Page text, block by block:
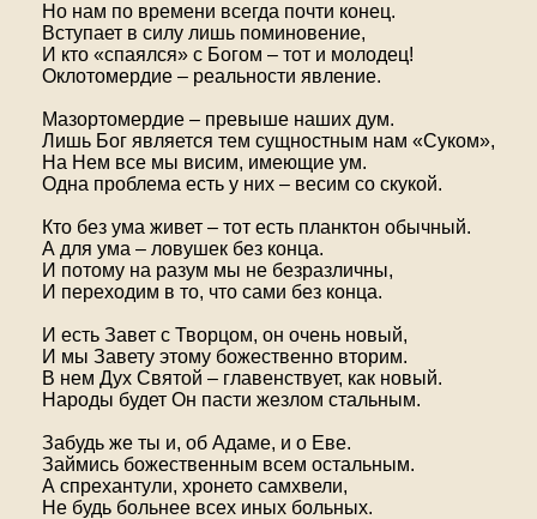
Но нам по времени всегда почти конец.
Вступает в силу лишь поминовение,
И кто «спаялся» с Богом – тот и молодец!
Оклотомердие – реальности явление.
Мазортомердие – превыше наших дум.
Лишь Бог является тем сущностным нам «Суком»,
На Нем все мы висим, имеющие ум.
Одна проблема есть у них – весим со скукой.
Кто без ума живет – тот есть планктон обычный.
А для ума – ловушек без конца.
И потому на разум мы не безразличны,
И переходим в то, что сами без конца.
И есть Завет с Творцом, он очень новый,
И мы Завету этому божественно вторим.
В нем Дух Святой – главенствует, как новый.
Народы будет Он пасти жезлом стальным.
Забудь же ты и, об Адаме, и о Еве.
Займись божественным всем остальным.
А спрехантули, хронето самхвели,
Не будь больнее всех иных больных.